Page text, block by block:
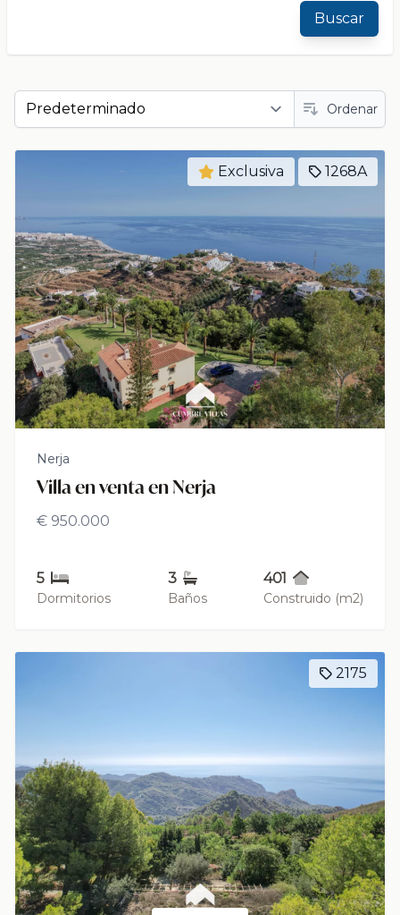
Buscar
Ordenar
Exclusiva 1268A
Nerja
Villa en venta en Nerja
€ 950.000
5
Dormitorios
3
Baños
401
Construido (m2)
2175